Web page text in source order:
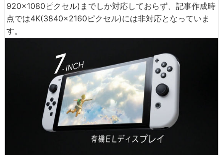
920×1080ピクセル)までしか対応しておらず、記事作成時
点では4K(3840×2160ピクセル)には非対応となっていま
す。